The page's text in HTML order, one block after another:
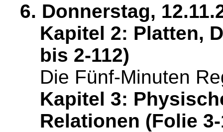
6. Donnerstag,
Kapitel 2: Platten,
bis 2-112)
Die Fünf-Minuten
Kapitel 3:
Relationen (Folie